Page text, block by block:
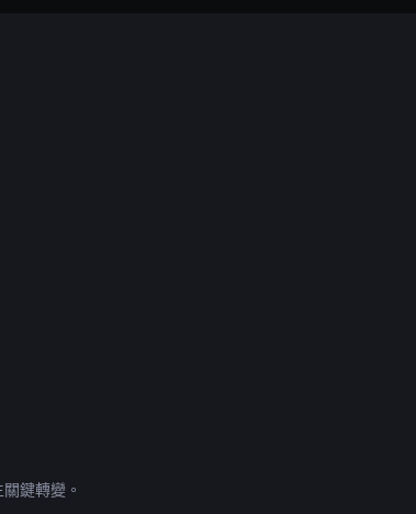
鍵轉變。